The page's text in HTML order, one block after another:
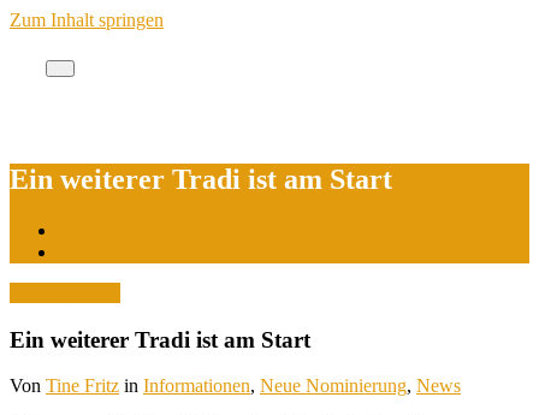
Zum Inhalt springen
Cache des Jahres Berlin
Ein weiterer Tradi ist am Start
Ein weiterer Tradi ist am Start
Von Tine Fritz in Informationen, Neue Nominierung, News